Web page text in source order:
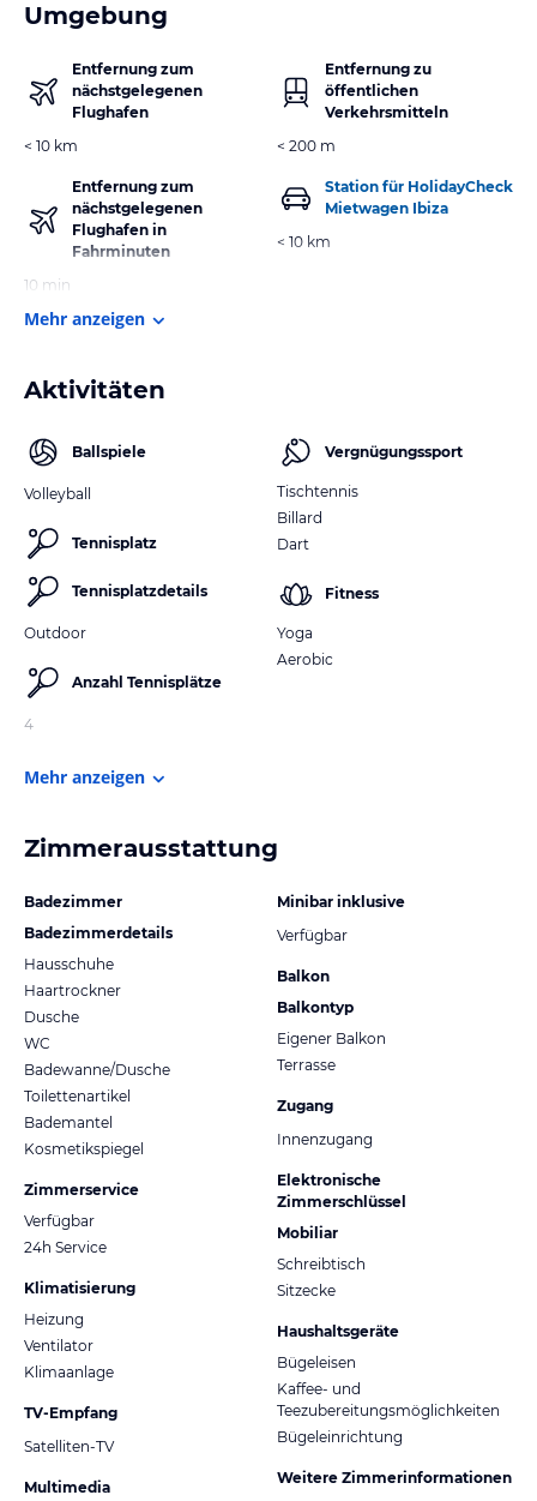
Umgebung
Entfernung zum
nächstgelegenen
Flughafen
< 10 km
Entfernung zum
nächstgelegenen
Flughafen in
Fahrminuten
10 min
Entfernung zu
öffentlichen
Verkehrsmitteln
< 200 m
Station für HolidayCheck
Mietwagen Ibiza
< 10 km
Mehr anzeigen
Aktivitäten
Ballspiele
Volleyball
Tennisplatz
Tennisplatzdetails
Outdoor
Anzahl Tennisplätze
4
Vergnügungssport
Tischtennis
Billard
Dart
Fitness
Yoga
Aerobic
Mehr anzeigen
Zimmerausstattung
Badezimmer
Badezimmerdetails
Hausschuhe
Haartrockner
Dusche
WC
Badewanne/Dusche
Toilettenartikel
Bademantel
Kosmetikspiegel
Zimmerservice
Verfügbar
24h Service
Klimatisierung
Heizung
Ventilator
Klimaanlage
TV-Empfang
Satelliten-TV
Multimedia
Minibar inklusive
Verfügbar
Balkon
Balkontyp
Eigener Balkon
Terrasse
Zugang
Innenzugang
Elektronische
Zimmerschlüssel
Mobiliar
Schreibtisch
Sitzecke
Haushaltsgeräte
Bügeleisen
Kaffee- und
Teezubereitungsmöglichkeiten
Bügeleinrichtung
Weitere Zimmerinformationen